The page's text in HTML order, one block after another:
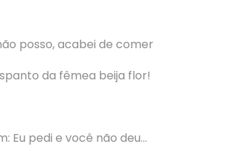
posso, acabei de comer
da fêmea beija flor!
Eu pedi e você não deu…